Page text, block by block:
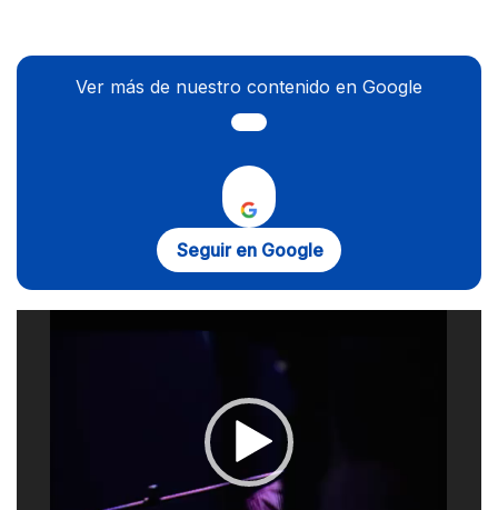
Ver más de nuestro contenido en Google
Seguir en Google